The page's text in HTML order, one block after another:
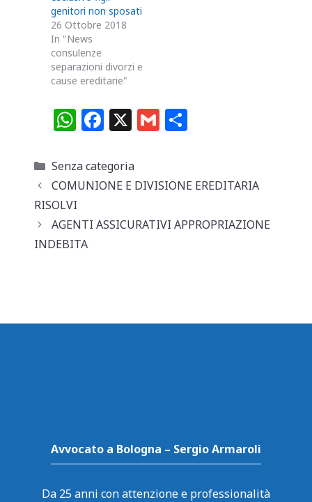
genitori non sposati
26 Ottobre 2018
In "News
consulenze
separazioni divorzi e
cause ereditarie"
W
at
s
A
p
p
F
c
e
o
X G
l di
di
Categorie
Senza categoria
COMUNIONE E DIVISIONE EREDITARIA
RISOLVI
AGENTI ASSICURATIVI APPROPRIAZIONE
INDEBITA
Avvocato a Bologna – Sergio Armaroli
Da 25 anni con attenzione e professionalità